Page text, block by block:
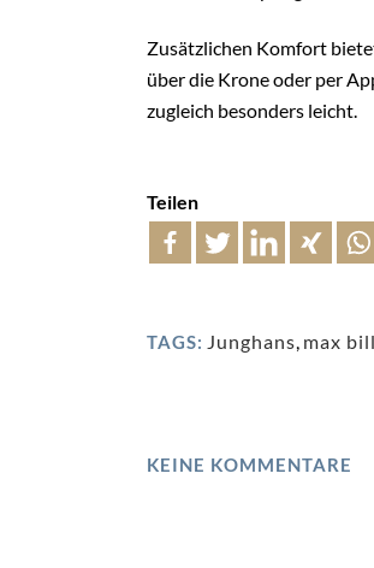
Zusätzlichen Komfort
über die Krone oder per
zugleich besonders leicht.
Teilen
TAGS: Junghans max
KEINE KOMMENTARE